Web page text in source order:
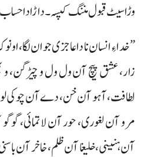
وڑاسیٹ قبول مننگ کپسہ۔ داڑا دا
”خدا ءِ انسان نا دا عاجزی جوان لگا،
زار، عشق پیچ آن ول ول و چیڑگن،
لطافت، آہو آن خن، دے آن چوکی
مرو آن لغوری، حور آن لاتمائی،
آن ہنینی، خلیغا آن ظلم، خاخر آن